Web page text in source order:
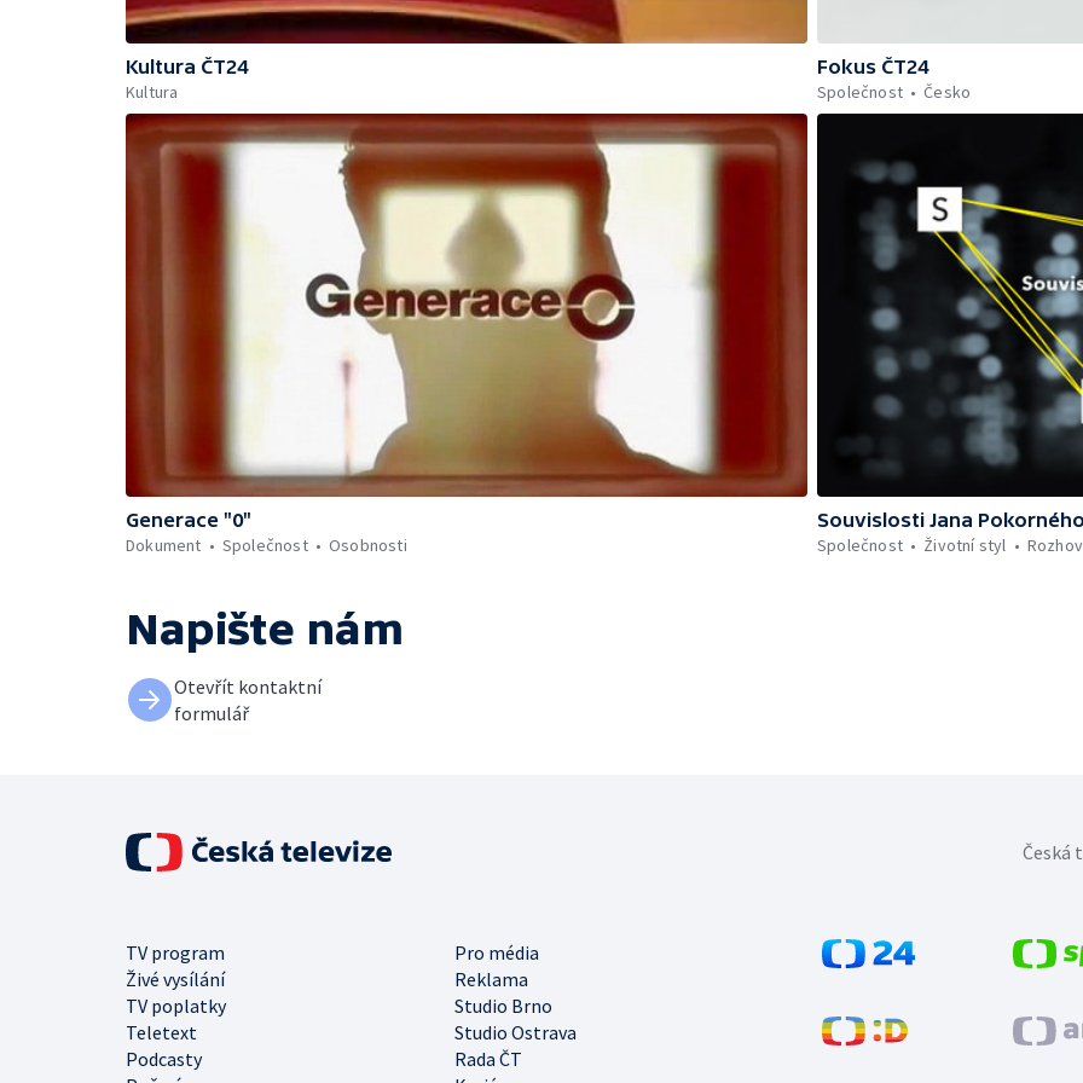
Kultura ČT24
Kultura
Fokus ČT24
Společnost
Česko
Generace "0"
Dokument
Společnost Osobnosti
Souvislosti Jana
Společnost
Životní styl
Napište nám
Otevřít kontaktní
formulář
TV program
Pro média
Živé vysílání
Reklama
TV poplatky
Studio Brno
Teletext
Studio Ostrava
Podcasty
Rada ČT
Česká